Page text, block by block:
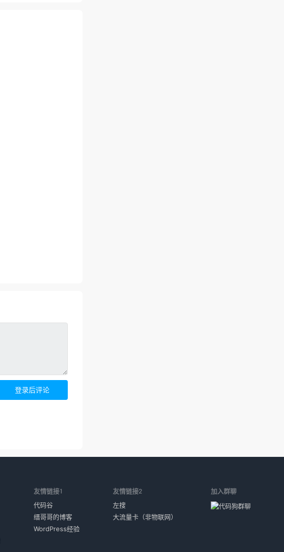
登录后评论
友情链接1
代码谷
缙哥哥的博客
WordPress经验
友情链接2
左搜
大流量卡（非物联网）
加入群聊